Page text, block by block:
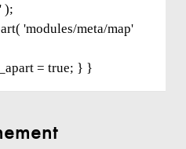
);
'modules/meta/map'
= true; } }